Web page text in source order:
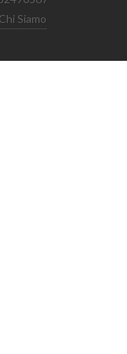
Chi Siamo